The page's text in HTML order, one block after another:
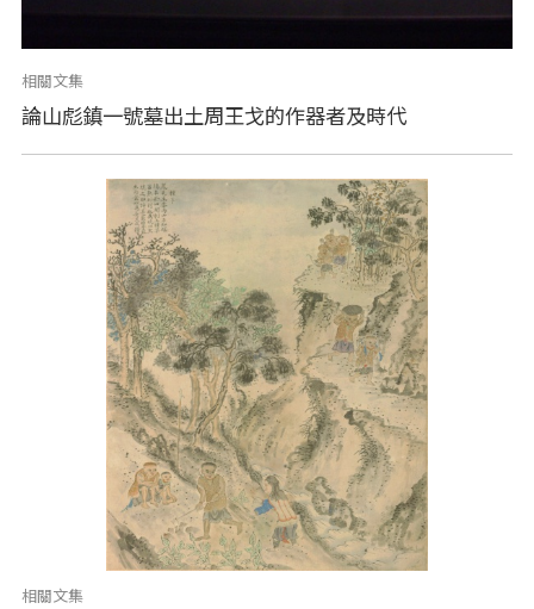
相關文集
論山彪鎮一號墓出土周王戈的作器者及時代
相關文集